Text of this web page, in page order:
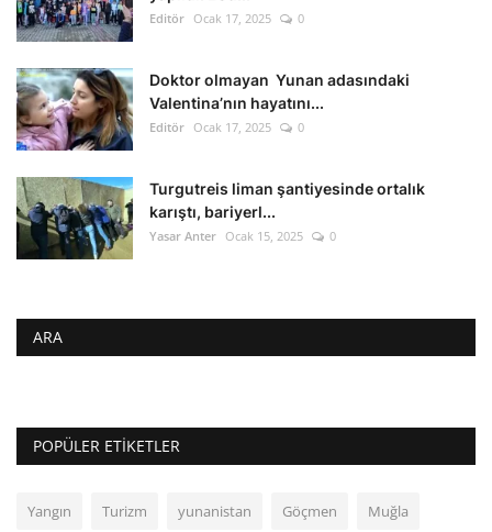
Editör Ocak 17, 2025 0
Doktor olmayan Yunan adasındaki
Valentina’nın hayatını...
Editör Ocak 17, 2025 0
Turgutreis liman şantiyesinde ortalık
karıştı, bariyerl...
Yasar Anter Ocak 15, 2025 0
ARA
POPÜLER ETIKETLER
Yangın Turizm yunanistan Göçmen Muğla